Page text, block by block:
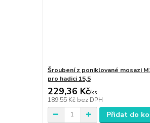
Šroubení z poniklované mosazi
pro hadici 15,5
229,36 Kč/ks
189,55 Kč bez DPH
Přidat do